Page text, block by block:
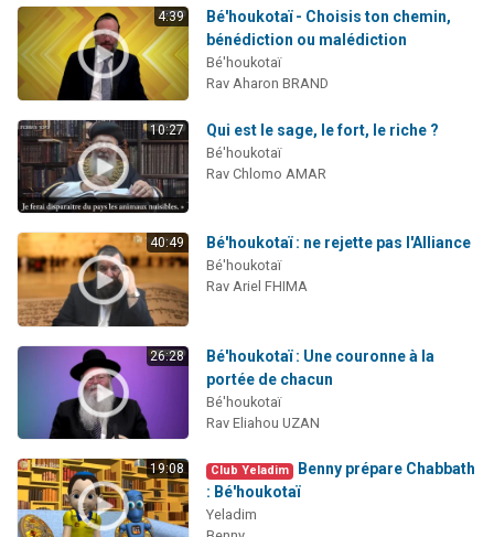
4:39
Bé'houkotaï - Choisis ton chemin,
bénédiction ou malédiction
Bé'houkotaï
Rav Aharon BRAND
10:27 Qui est le sage, le fort, le riche ?
Bé'houkotaï
Rav Chlomo AMAR
40:49 Bé'houkotaï : ne rejette pas l'Alliance
Bé'houkotaï
Rav Ariel FHIMA
26:28
Bé'houkotaï : Une couronne à la
portée de chacun
Bé'houkotaï
Rav Eliahou UZAN
19:08 Club Yeladim
Benny prépare Chabbath
: Bé'houkotaï
Yeladim